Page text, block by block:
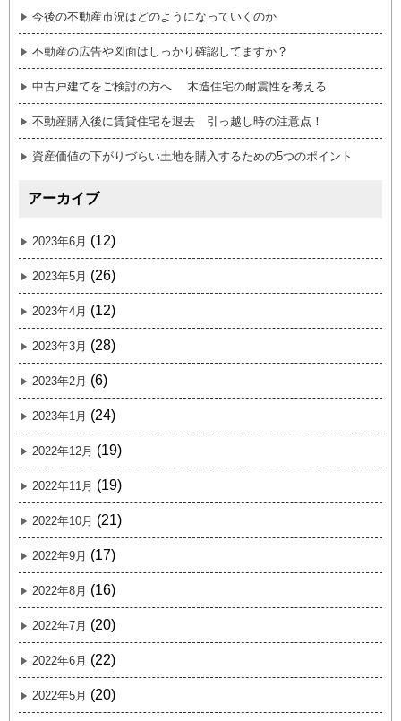
今後の不動産市況はどのようになっていくのか
不動産の広告や図面はしっかり確認してますか？
中古戸建てをご検討の方へ 木造住宅の耐震性を考える
不動産購入後に賃貸住宅を退去 引っ越し時の注意点！
資産価値の下がりづらい土地を購入するための5つのポイント
アーカイブ
2023年6月 (12)
2023年5月 (26)
2023年4月 (12)
2023年3月 (28)
2023年2月 (6)
2023年1月 (24)
2022年12月 (19)
2022年11月 (19)
2022年10月 (21)
2022年9月 (17)
2022年8月 (16)
2022年7月 (20)
2022年6月 (22)
2022年5月 (20)